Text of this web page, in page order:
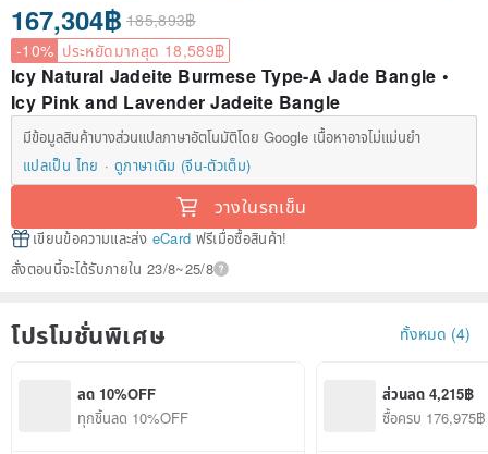
167,304฿ 185,893฿
-10% ประหยัดมากสุด 18,589฿
Icy Natural Jadeite Burmese Type-A Jade Bangle •
Icy Pink and Lavender Jadeite Bangle
มีข้อมูลสินค้าบางส่วนแปลภาษาอัตโนมัติโดย Google เนื้อหาอาจไม่แม่นยำ
แปลเป็น ไทย
ดูภาษาเดิม (จีน-ตัวเต็ม)
วางในรถเข็น
เขียนข้อความและส่ง eCard ฟรีเมื่อซื้อสินค้า!
สั่งตอนนี้จะได้รับภายใน 23/8~25/8
โปรโมชั่นพิเศษ ทั้งหมด (4)
ลด 10%OFF
ทุกชิ้นลด 10%OFF
ส่วนลด 4,215฿
ซื้อครบ 176,975